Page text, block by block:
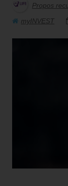
Propos
myINVEST